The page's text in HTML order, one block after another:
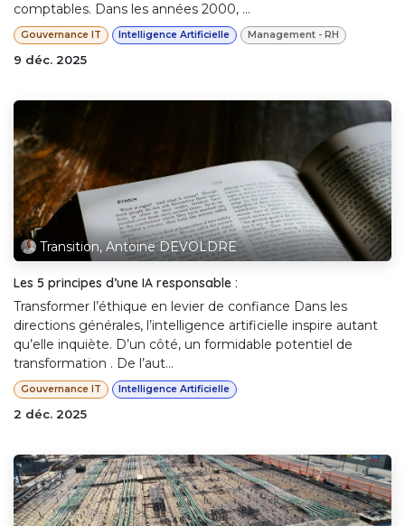
comptables. Dans les années 2000, ...
Gouvernance IT Intelligence Artificielle Management - RH
9 déc. 2025
Transition, Antoine DEVOLDRE
Les 5 principes d’une IA responsable :
Transformer l’éthique en levier de confiance Dans les
directions générales, l’intelligence artificielle inspire autant
qu’elle inquiète. D’un côté, un formidable potentiel de
transformation . De l’aut...
Gouvernance IT Intelligence Artificielle
2 déc. 2025